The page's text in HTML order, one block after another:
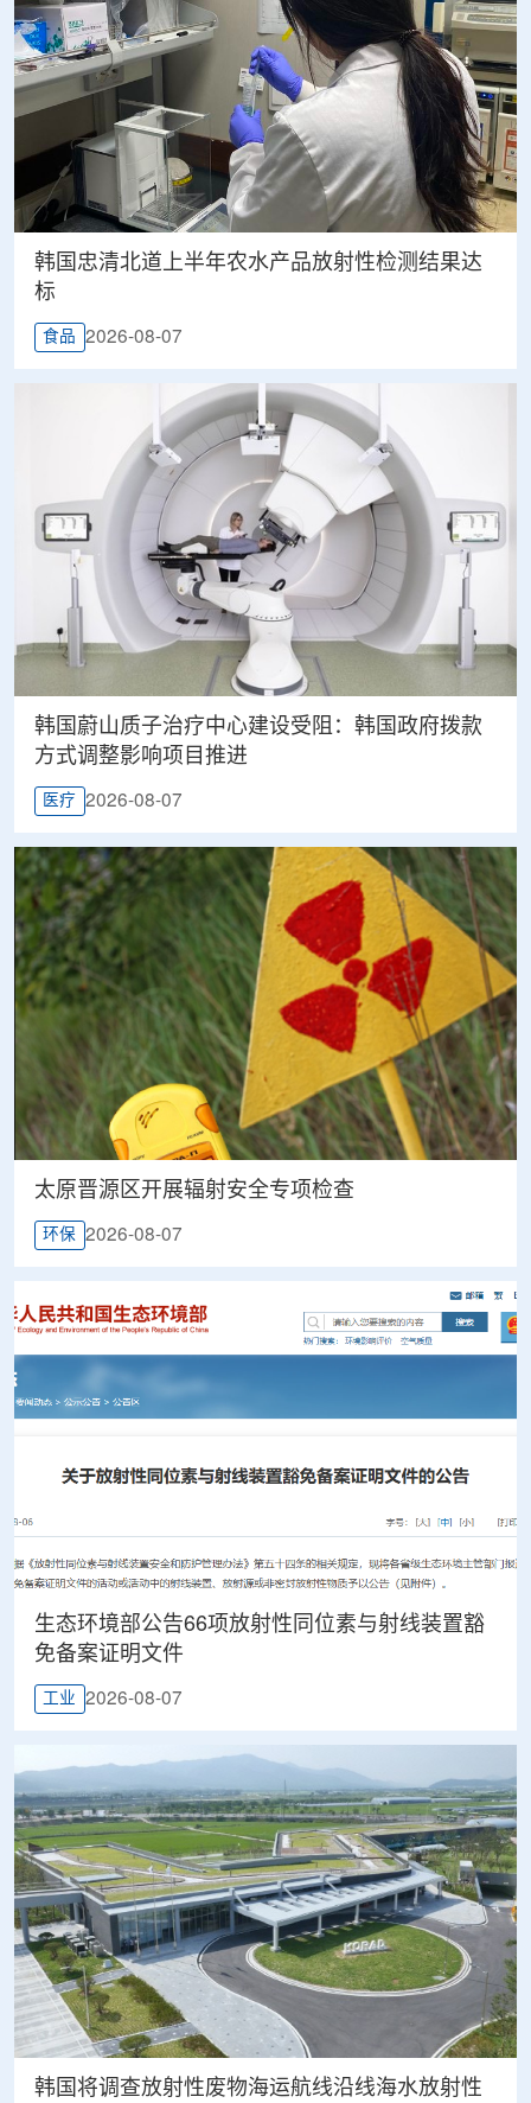
韩国忠清北道上半年农水产品放射性检测结果达
标
食品 2026-08-07
韩国蔚山质子治疗中心建设受阻：韩国政府拨款
方式调整影响项目推进
医疗 2026-08-07
太原晋源区开展辐射安全专项检查
环保 2026-08-07
生态环境部公告66项放射性同位素与射线装置豁
免备案证明文件
工业 2026-08-07
韩国将调查放射性废物海运航线沿线海水放射性